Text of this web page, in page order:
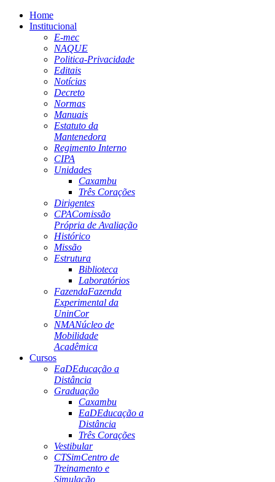
Home
Institucional
E-mec
NAQUE
Politica-Privacidade
Editais
Notícias
Decreto
Normas
Manuais
Estatuto da
Mantenedora
Regimento Interno
CIPA
Unidades
Caxambu
Três Corações
Dirigentes
CPAComissão
Própria de Avaliação
Histórico
Missão
Estrutura
Biblioteca
Laboratórios
FazendaFazenda
Experimental da
UninCor
NMANúcleo de
Mobilidade
Acadêmica
Cursos
EaDEducação a
Distância
Graduação
Caxambu
EaDEducação a
Distância
Três Corações
Vestibular
CTSimCentro de
Treinamento e
Simulação